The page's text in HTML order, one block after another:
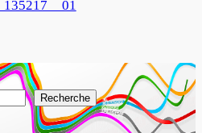
Recherche